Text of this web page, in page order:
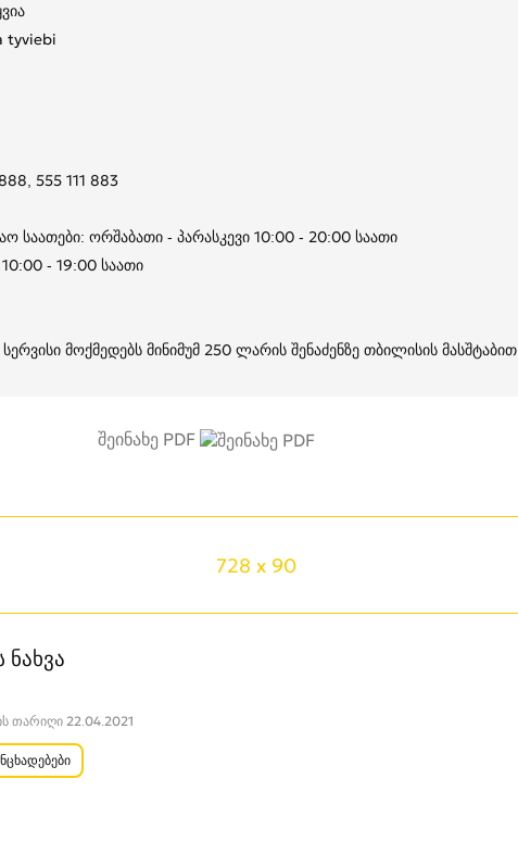
tyviebi
555 111 883
საათები: ორშაბათი - პარასკევი 10:00 - 20:00 საათი
- 19:00 საათი
მოქმედებს მინიმუმ 250 ლარის შენაძენზე თბილისის მასშტაბით
შეინახე PDF
728 x 90
თარიღი 22.04.2021